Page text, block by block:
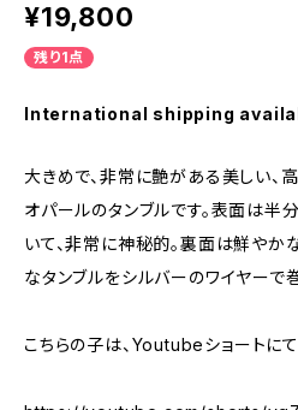
¥19,800
残り1点
International shipping
大きめで、非常に艶がある美しい、
オパールのタンブルです。表面は半
いて、非常に神秘的。裏面は鮮やか
なタンブルをシルバーのワイヤーで
こちらの子は、Youtubeショートに